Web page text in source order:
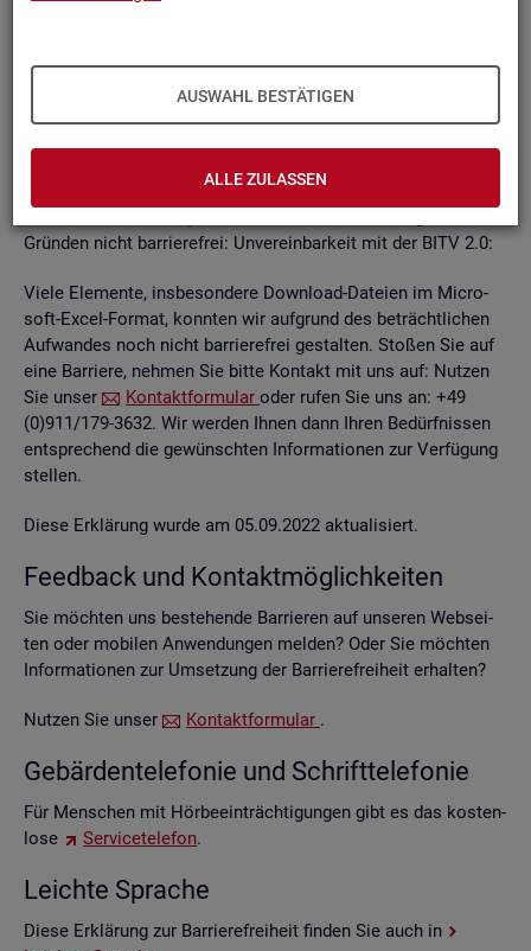
AUSWAHL BESTÄTIGEN
ALLE ZULASSEN
kon­ti­nu­ier­lich durch­ge­führt wer­den.
Die Web­sei­ten sind mit den ge­nann­ten An­for­de­run­gen teil­
Grün­den nicht bar­rie­re­frei: Un­ver­ein­bar­keit mit der BITV 2.0:
Viele Ele­men­te, ins­be­son­de­re Down­load-Da­tei­en im Mi­cro­
soft-Excel-For­mat, konn­ten wir auf­grund des be­trächt­li­chen
Auf­wan­des noch nicht bar­rie­re­frei ge­stal­ten. Sto­ßen Sie auf
eine Bar­rie­re, neh­men Sie bitte Kon­takt mit uns auf: Nut­zen
Sie unser
Kon­takt­for­mu­lar oder rufen Sie uns an: +49
(0)911/179-3632. Wir wer­den Ihnen dann Ihren Be­dürf­nis­sen
ent­spre­chend die ge­wünsch­ten In­for­ma­tio­nen zur Ver­fü­gung
stel­len.
Diese Er­klä­rung wurde am 05.09.2022 ak­tua­li­siert.
Feed­back und Kon­takt­mög­lich­kei­ten
Sie möch­ten uns be­stehen­de Bar­rie­ren auf un­se­ren Web­sei­
ten oder mo­bi­len An­wen­dun­gen mel­den? Oder Sie möch­ten
In­for­ma­tio­nen zur Um­set­zung der Bar­rie­re­frei­heit er­hal­ten?
Nut­zen Sie unser Kon­takt­for­mu­lar .
Ge­bär­den­te­le­fo­nie und Schrift­te­le­fo­nie
Für Men­schen mit Hör­be­ein­träch­ti­gun­gen gibt es das kos­ten­
lo­se
Ser­vice­te­le­fon.
Leich­te Spra­che
Diese Er­klä­rung zur Bar­rie­re­frei­heit fin­den Sie auch in